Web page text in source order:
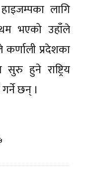
लागि
भएको उहाँले
प्रदेशका
सुरु हुने राष्ट्रिय
गर्ने छन् ।